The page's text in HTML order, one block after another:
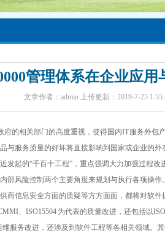
管理体系在企业应用
文章作者：admin 上传更新：2019-7-25
的相关部门的高度重视，使得国内IT 服务外包
与服务质量的好坏将直接影响到国家或企业的
发起的“千百十工程”，重点强调大力加强过程
部风险控制两个主要角度来规划与执行各项操
商信息安全方面的质疑等方方面面，都将对软
、ISO15504 为代表的质量改进，还包括以
维服务改进，还涉及到软件工程等各相关领域。